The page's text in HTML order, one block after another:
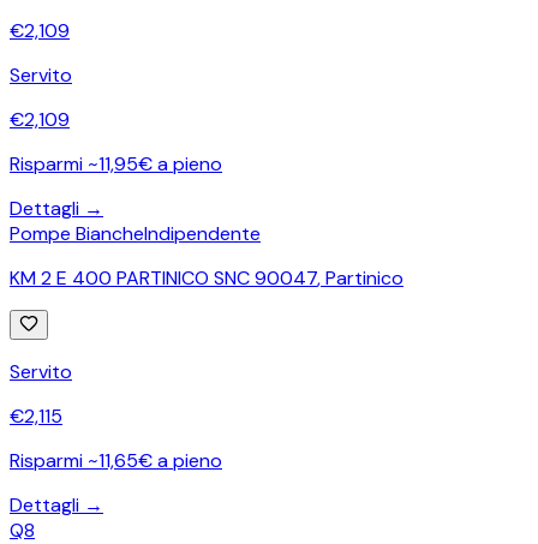
€2,109
Servito
€2,109
Risparmi ~11,95€ a pieno
Dettagli →
Pompe BiancheIndipendente
KM 2 E 400 PARTINICO SNC 90047,Partinico
Servito
€2,115
Risparmi ~11,65€ a pieno
Dettagli →
Q8